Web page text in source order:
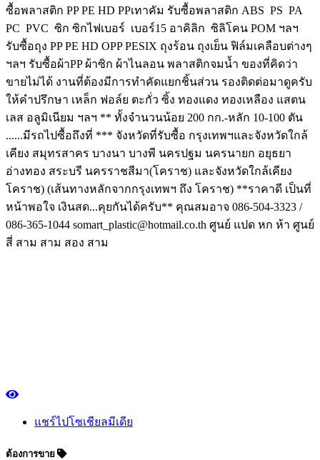
ซื้อพลาสติก PP PE HD PPเทาคัม รับซื้อพลาสติก ABS PS PA
PC PVC ซิก ซิกไฟเบอร์ เบอร์15 อาคิลิก ซิลิโคน POM ฯลฯ
รับซื้อถุง PP PE HD OPP PESIX ถุงร้อน ถุงเย็น ฟิล์มเคลือบต่างๆ
ฯลฯ รับซื้อผ้าPP ผ้าซิก ผ้าไนลอน พลาสติกจมน้ำ ของที่คิดว่า
ขายไม่ได้ งานที่ต้องมีการทำคัดแยกชิ้นส่วน รองติดต่อมาดูครับ
ให้คำปรึกษา เหล็ก ฟอล์ย ตะกั่ว ซิ้ง ทองแดง ทองเหลือง แสตน
เลส อลูมิเนียม ฯลฯ ** ทั้งจำนวนน้อย 200 กก.-หลัก 10-100 ตัน
......มีรถไปซื้อถึงที่ *** จังหวัดที่รับซื้อ กรุงเทพฯและจังหวัดใกล้
เคียง สมุทรสาคร บางนา บางพี นครปฐม นครนายก อยุธยา
อ่างทอง สระบรี นครราชสีมา(โคราช) และจังหวัดใกล้เคียง
โคราช) (เส้นทางหลักจากกรุงเทพฯ ถึง โคราช) **ราคาดี เป็นที่
หน้าพอใจ เงินสด...คุยกันได้ครับ** คุณสมอาจ 086-504-3323 /
086-365-1044 somart_plastic@hotmail.co.th ศูนย์ แปด หก ห้า ศูนย์
สี่ สาม สาม สอง สาม
แชร์ไปโซเชียลมีเดีย
ต้องการขาย